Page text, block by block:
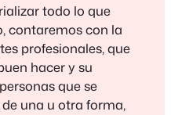
todo lo que
contaremos con la
profesionales, que
hacer y su
que se
una u otra forma,